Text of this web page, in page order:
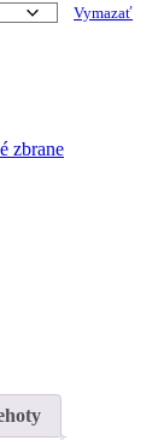
Vymazať
zbrane